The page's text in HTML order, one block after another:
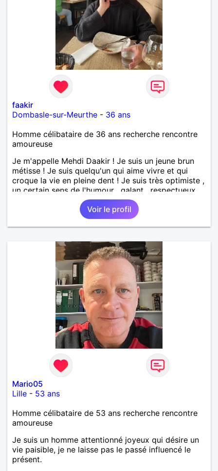
faakir
Dombasle-sur-Meurthe - 36 ans
Homme célibataire de 36 ans recherche rencontre
amoureuse
Je m'appelle Mehdi Daakir ! Je suis un jeune brun
métisse ! Je suis quelqu'un qui aime vivre et qui
croque la vie en pleine dent ! Je suis très optimiste ,
un certain sens de l'humour , galant , respectueux
mais parfois un peu maladroit et timide ! Je
recherche de nouvelles rencontres et plus si
affinités ! Qui ne tente rien n'a rien !
Voir le profil
Mario05
Lille - 53 ans
Homme célibataire de 53 ans recherche rencontre
amoureuse
Je suis un homme attentionné joyeux qui désire un
vie paisible, je ne laisse pas le passé influencé le
présent.